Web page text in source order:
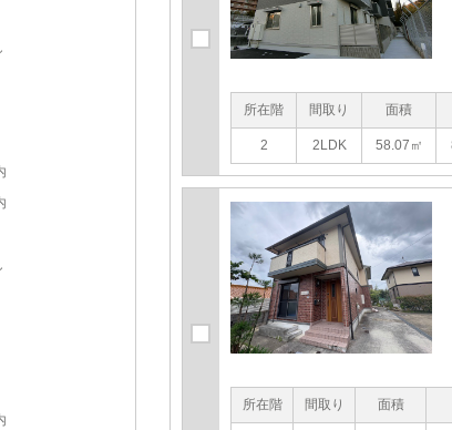
所在階 間取り 面積
2 2LDK 58.07㎡
所在階 間取り 面積